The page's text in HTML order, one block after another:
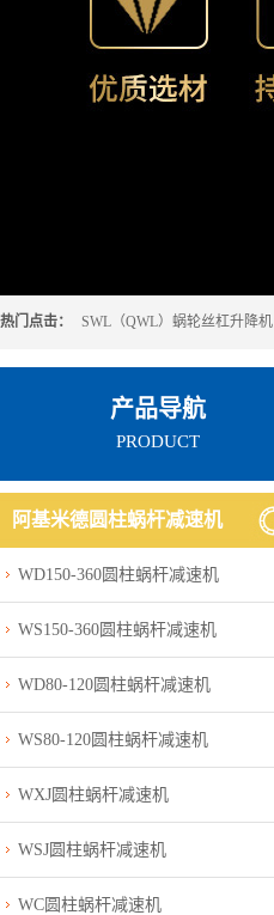
热门点击： SWL（QWL）蜗轮丝杠升降机
产品导航
PRODUCT
阿基米德圆柱蜗杆减速机
WD150-360圆柱蜗杆减速机
WS150-360圆柱蜗杆减速机
WD80-120圆柱蜗杆减速机
WS80-120圆柱蜗杆减速机
WXJ圆柱蜗杆减速机
WSJ圆柱蜗杆减速机
WC圆柱蜗杆减速机